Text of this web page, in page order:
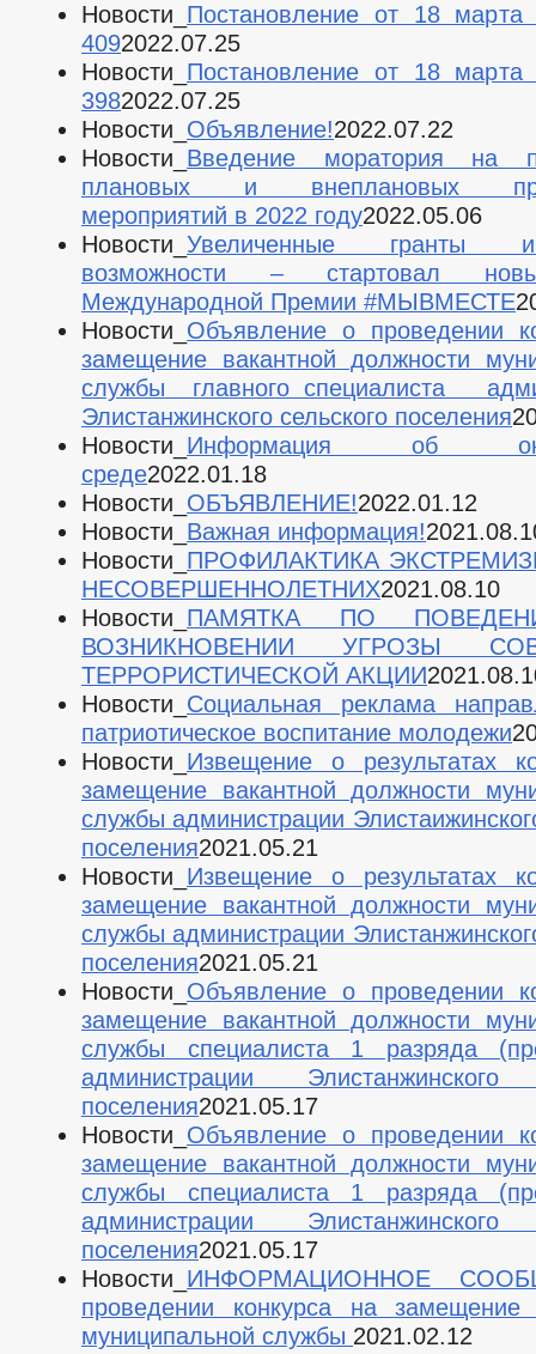
Новости_ Постановление от 18
4092022.07.25
Новости_ Постановление от 18
3982022.07.25
Новости_ Объявление!2022.07.22
Новости_ Введение моратория на
плановых и внеплановых
мероприятий в 2022 году2022.05.06
Новости_ Увеличенные гранты
возможности – стартовал
Международной Премии #МЫВМЕСТЕ
Новости_ Объявление о проведении
замещение вакантной должности
службы главного специалиста
Элистанжинского сельского поселения
Новости_ Информация об
среде2022.01.18
Новости_ ОБЪЯВЛЕНИЕ!2022.01.12
Новости_ Важная информация!
Новости_ ПРОФИЛАКТИКА
НЕСОВЕРШЕННОЛЕТНИХ2021.08.10
Новости_ ПАМЯТКА ПО
ВОЗНИКНОВЕНИИ УГРОЗЫ
ТЕРРОРИСТИЧЕСКОЙ АКЦИИ
Новости_ Социальная реклама
патриотическое воспитание молодежи
Новости_ Извещение о результатах
замещение вакантной должности
службы администрации
поселения2021.05.21
Новости_ Извещение о результатах
замещение вакантной должности
службы администрации
поселения2021.05.21
Новости_ Объявление о проведении
замещение вакантной должности
службы специалиста 1 разряда
администрации Элистанжинского
поселения2021.05.17
Новости_ Объявление о проведении
замещение вакантной должности
службы специалиста 1 разряда
администрации Элистанжинского
поселения2021.05.17
Новости_ ИНФОРМАЦИОННОЕ
проведении конкурса на замещение
муниципальной службы 2021.02.12